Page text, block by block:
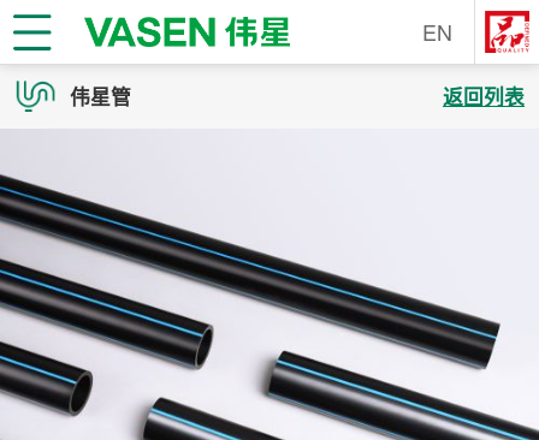
EN
伟星管 返回列表